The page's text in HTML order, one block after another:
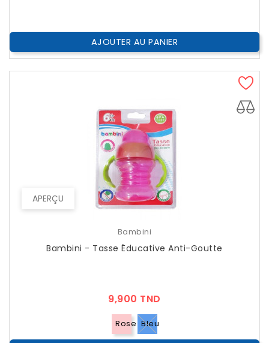
AJOUTER AU PANIER
APERÇU
Bambini
Bambini - Tasse Éducative Anti-Goutte
9,900 TND
Rose Bleu